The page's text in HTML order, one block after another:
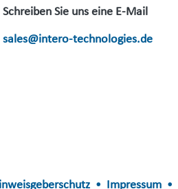
Schreiben Sie uns eine E-Mail
sales@intero-technologies.de
• Impressum •